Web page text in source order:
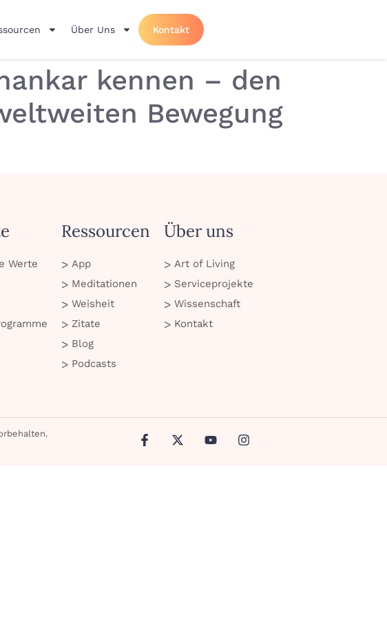
Über Uns Kontakt
kennen – den
Bewegung
Werte
Ressourcen
App
Meditationen
Weisheit
Zitate
Blog
Podcasts
Über uns
Art of Living
Serviceprojekte
Wissenschaft
Kontakt